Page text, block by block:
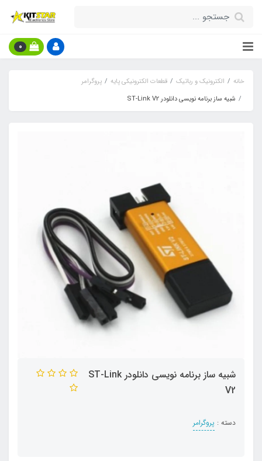
0
خانه الکترونیک و رباتیک قطعات الکترونیکی پایه
پروگرامر
شبیه ساز برنامه نویسی دانلودر ST-Link V2
شبیه ساز برنامه نویسی دانلودر ST-Link
V2
دسته : پروگرامر